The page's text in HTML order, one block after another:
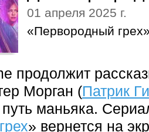
01 апреля 2025 г.
«Первородный
продолжит
Морган (Патрик
маньяка.
» вернется на